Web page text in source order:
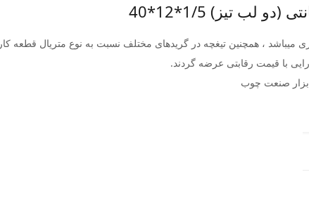
میباشد ، همچنین تیغچه در گریدهای مختلف نسبت به نوع متریال قطعه کار
با قیمت رقابتی عرضه گردند.
ابزار صنعت چوب